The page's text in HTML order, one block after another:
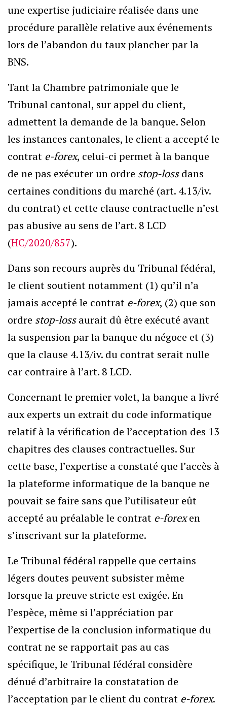
une expertise judiciaire réalisée dans une
procédure parallèle relative aux événements
lors de l’abandon du taux plancher par la
BNS.
Tant la Chambre patrimoniale que le
Tribunal cantonal, sur appel du client,
admettent la demande de la banque. Selon
les instances cantonales, le client a accepté le
contrat e-forex, celui-ci permet à la banque
de ne pas exécuter un ordre stop-lossdans
certaines conditions du marché (art. 4.13/iv.
du contrat) et cette clause contractuelle n’est
pas abusive au sens de l’art. 8 LCD
(HC/2020/857).
Dans son recours auprès du Tribunal fédéral,
le client soutient notamment (1) qu’il n’a
jamais accepté le contrat e-forex, (2) que son
ordre stop-lossaurait dû être exécuté avant
la suspension par la banque du négoce et (3)
que la clause 4.13/iv. du contrat serait nulle
car contraire à l’art. 8 LCD.
Concernant le premier volet, la banque a livré
aux experts un extrait du code informatique
relatif à la vérification de l’acceptation des 13
chapitres des clauses contractuelles. Sur
cette base, l’expertise a constaté que l’accès à
la plateforme informatique de la banque ne
pouvait se faire sans que l’utilisateur eût
accepté au préalable le contrat e-forexen
s’inscrivant sur la plateforme.
Le Tribunal fédéral rappelle que certains
légers doutes peuvent subsister même
lorsque la preuve stricte est exigée. En
l’espèce, même si l’appréciation par
l’expertise de la conclusion informatique du
contrat ne se rapportait pas au cas
spécifique, le Tribunal fédéral considère
dénué d’arbitraire la constatation de
l’acceptation par le client du contrat e-forex.